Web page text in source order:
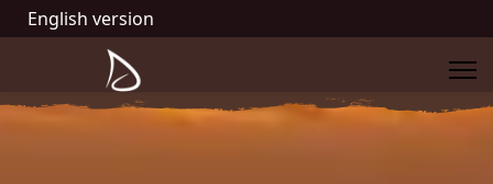
English version